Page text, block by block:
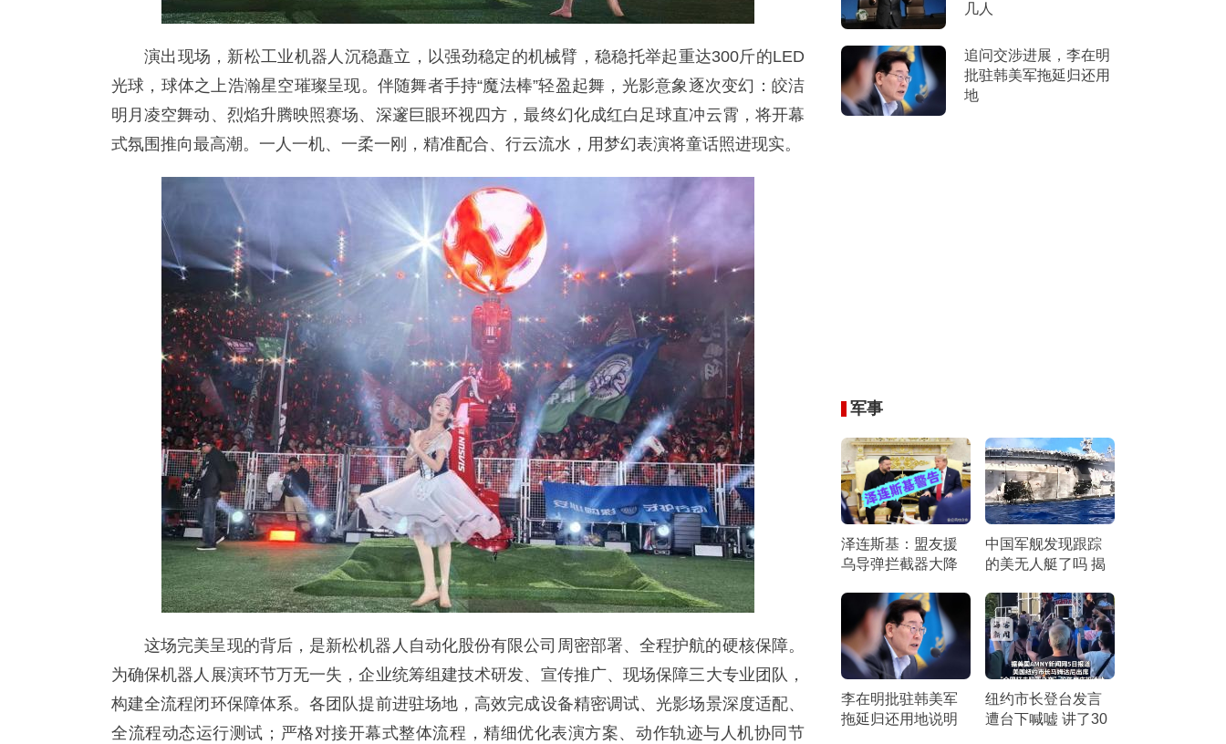
演出现场，新松工业机器人沉稳矗立，以强劲稳定的机械臂，稳稳托举起重达300斤的LED
光球，球体之上浩瀚星空璀璨呈现。伴随舞者手持“魔法棒”轻盈起舞，光影意象逐次变幻：皎洁
明月凌空舞动、烈焰升腾映照赛场、深邃巨眼环视四方，最终幻化成红白足球直冲云霄，将开幕
式氛围推向最高潮。一人一机、一柔一刚，精准配合、行云流水，用梦幻表演将童话照进现实。
这场完美呈现的背后，是新松机器人自动化股份有限公司周密部署、全程护航的硬核保障。
为确保机器人展演环节万无一失，企业统筹组建技术研发、宣传推广、现场保障三大专业团队，
构建全流程闭环保障体系。各团队提前进驻场地，高效完成设备精密调试、光影场景深度适配、
全流程动态运行测试；严格对接开幕式整体流程，精细优化表演方案、动作轨迹与人机协同节
几人
追问交涉进展，李在明
批驻韩美军拖延归还用
地
军事
泽连斯基：盟友援
乌导弹拦截器大降
中国军舰发现跟踪
的美无人艇了吗 揭
与技术逻辑
李在明批驻韩美军
拖延归还用地说明
纽约市长登台发言
遭台下喊嘘 讲了30